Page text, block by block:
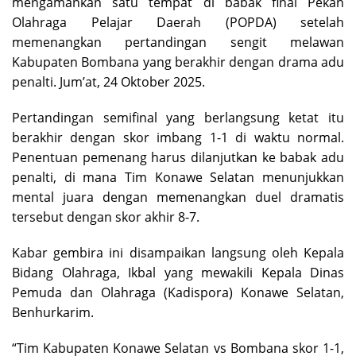
Olahraga Pelajar Daerah (POPDA) setelah
memenangkan pertandingan sengit melawan
Kabupaten Bombana yang berakhir dengan drama adu
penalti. Jum’at, 24 Oktober 2025.
Pertandingan semifinal yang berlangsung ketat itu
berakhir dengan skor imbang 1-1 di waktu normal.
Penentuan pemenang harus dilanjutkan ke babak adu
penalti, di mana Tim Konawe Selatan menunjukkan
mental juara dengan memenangkan duel dramatis
tersebut dengan skor akhir 8-7.
Kabar gembira ini disampaikan langsung oleh Kepala
Bidang Olahraga, Ikbal yang mewakili Kepala Dinas
Pemuda dan Olahraga (Kadispora) Konawe Selatan,
Benhurkarim.
“Tim Kabupaten Konawe Selatan vs Bombana skor 1-1,